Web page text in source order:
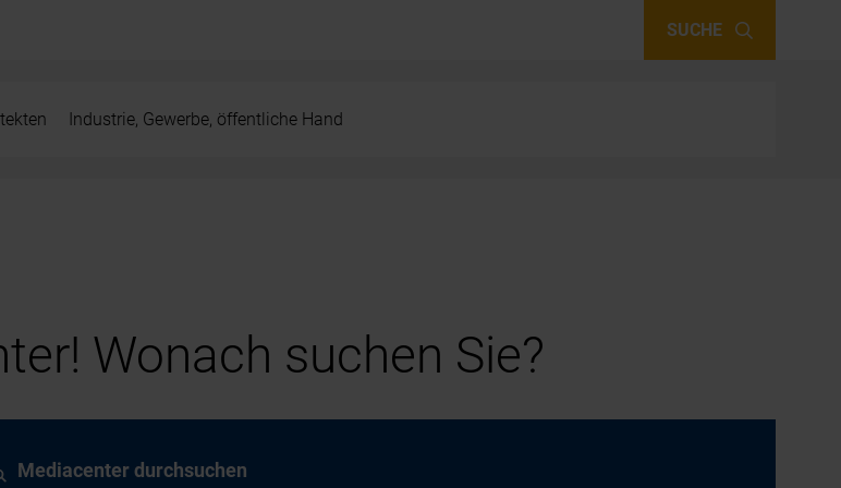
SUCHE
Industrie, Gewerbe, öffentliche Hand
Wonach suchen Sie?
Mediacenter durchsuchen